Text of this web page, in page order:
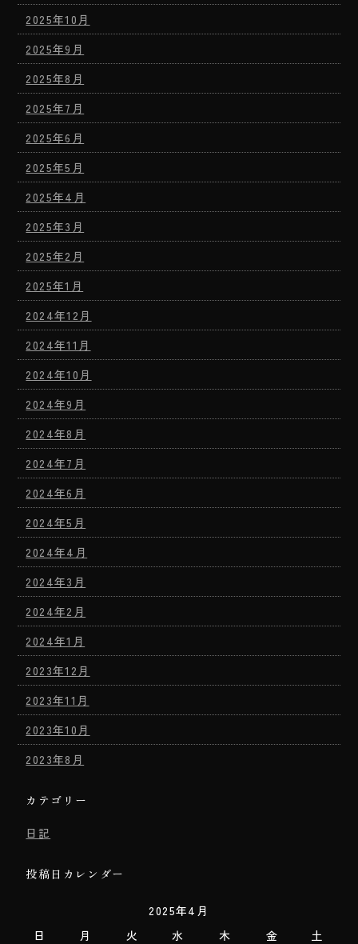
2025年10月
2025年9月
2025年8月
2025年7月
2025年6月
2025年5月
2025年4月
2025年3月
2025年2月
2025年1月
2024年12月
2024年11月
2024年10月
2024年9月
2024年8月
2024年7月
2024年6月
2024年5月
2024年4月
2024年3月
2024年2月
2024年1月
2023年12月
2023年11月
2023年10月
2023年8月
カテゴリー
日記
投稿日カレンダー
2025年4月
日
月 火 水 木 金 土